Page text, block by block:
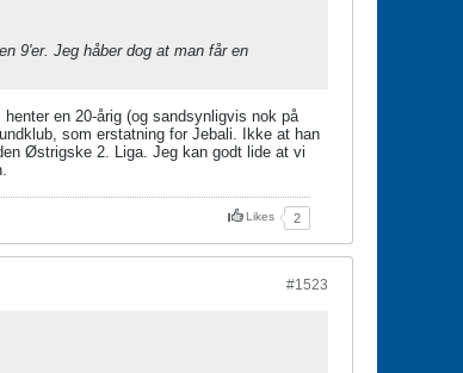
9'er. Jeg håber dog at man får en
en 20-årig (og sandsynligvis nok på
som erstatning for Jebali. Ikke at han
Østrigske 2. Liga. Jeg kan godt lide at vi
Likes 2
#1523